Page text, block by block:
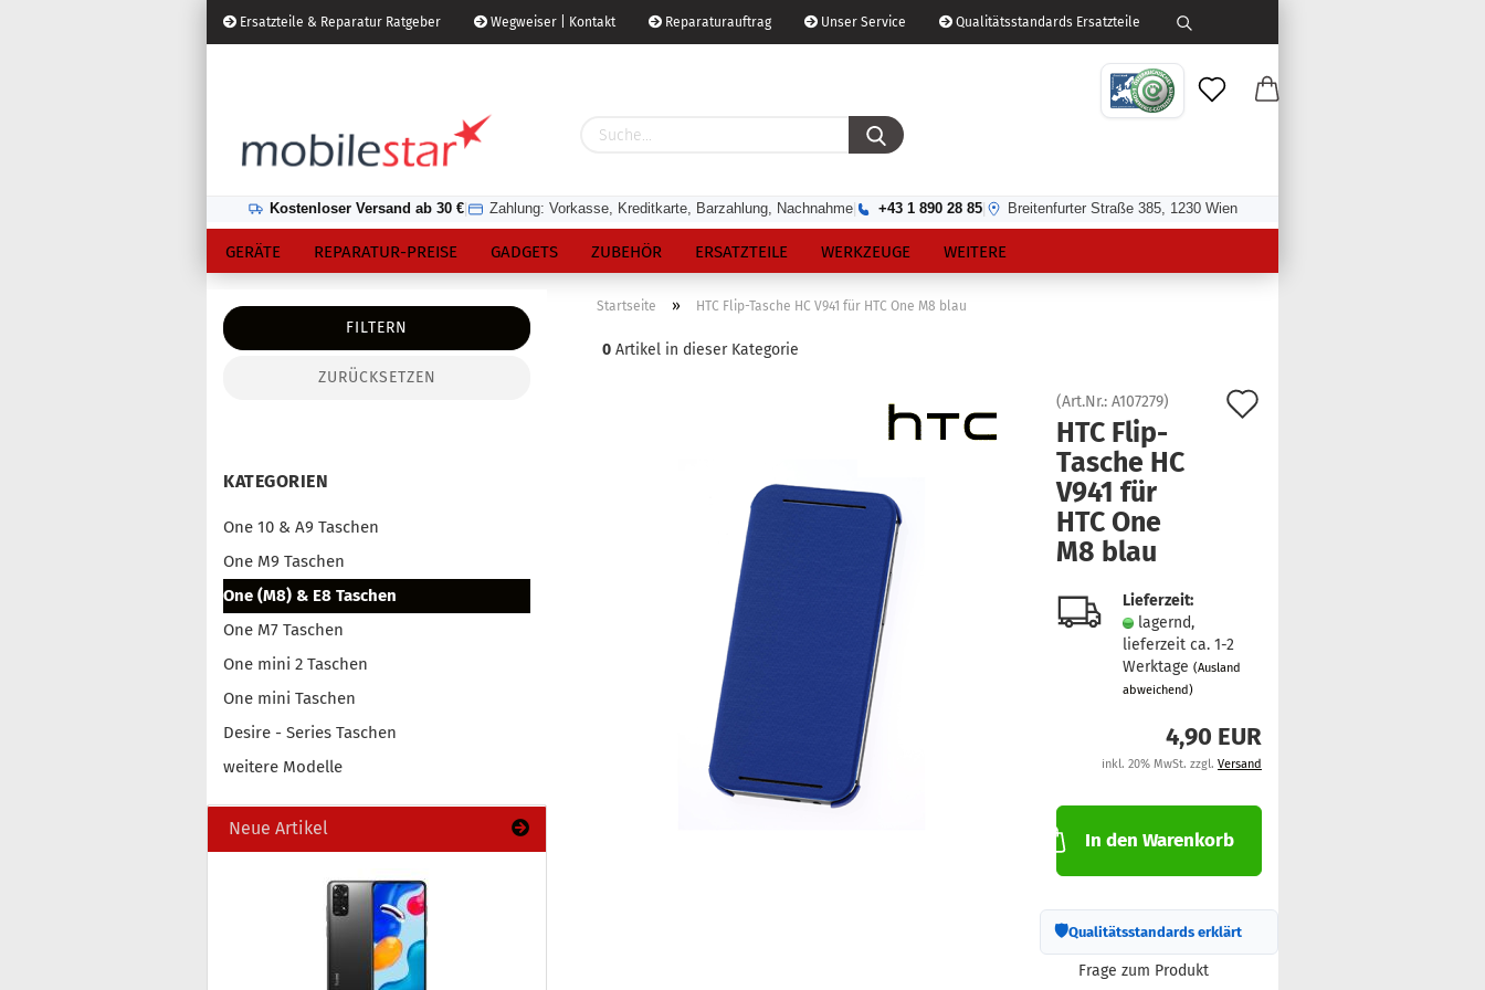
Ersatzteile & Reparatur Ratgeber Wegweiser | Kontakt Reparaturauftrag Unser Service Qualitätsstandards Ersatzteile
Kostenloser Versand ab 30 € Zahlung: Vorkasse, Kreditkarte, Barzahlung, Nachnahme +43 1 890 28 85 Breitenfurter Straße 385, 1230 Wien
GERÄTE REPARATUR-PREISE GADGETS ZUBEHÖR ERSATZTEILE WERKZEUGE WEITERE
Startseite » HTC Flip-Tasche HC V941 für HTC One M8 blau
0 Artikel in dieser Kategorie
(Art.Nr.:A107279)
HTC Flip-​
Tasche HC
V941 für
HTC One
M8 blau
Lieferzeit:
lagernd,
lieferzeit ca. 1-2
Werktage(Ausland
abweichend)
4,90 EUR
inkl. 20% MwSt. zzgl. Versand
In den Warenkorb
🛡Qualitätsstandards erklärt
Frage zum Produkt
FILTERN
ZURÜCKSETZEN
KATEGORIEN
One 10 & A9 Taschen
One M9 Taschen
One (M8) & E8 Taschen
One M7 Taschen
One mini 2 Taschen
One mini Taschen
Desire - Series Taschen
weitere Modelle
Neue Artikel